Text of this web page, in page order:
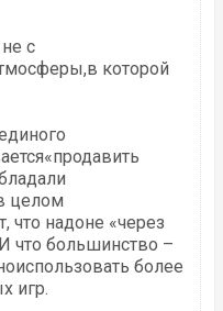
с
которой
целом
что надоне «через
что большинство –
более
игр.